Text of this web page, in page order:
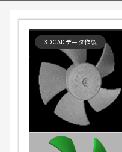
3DCADデータ作製